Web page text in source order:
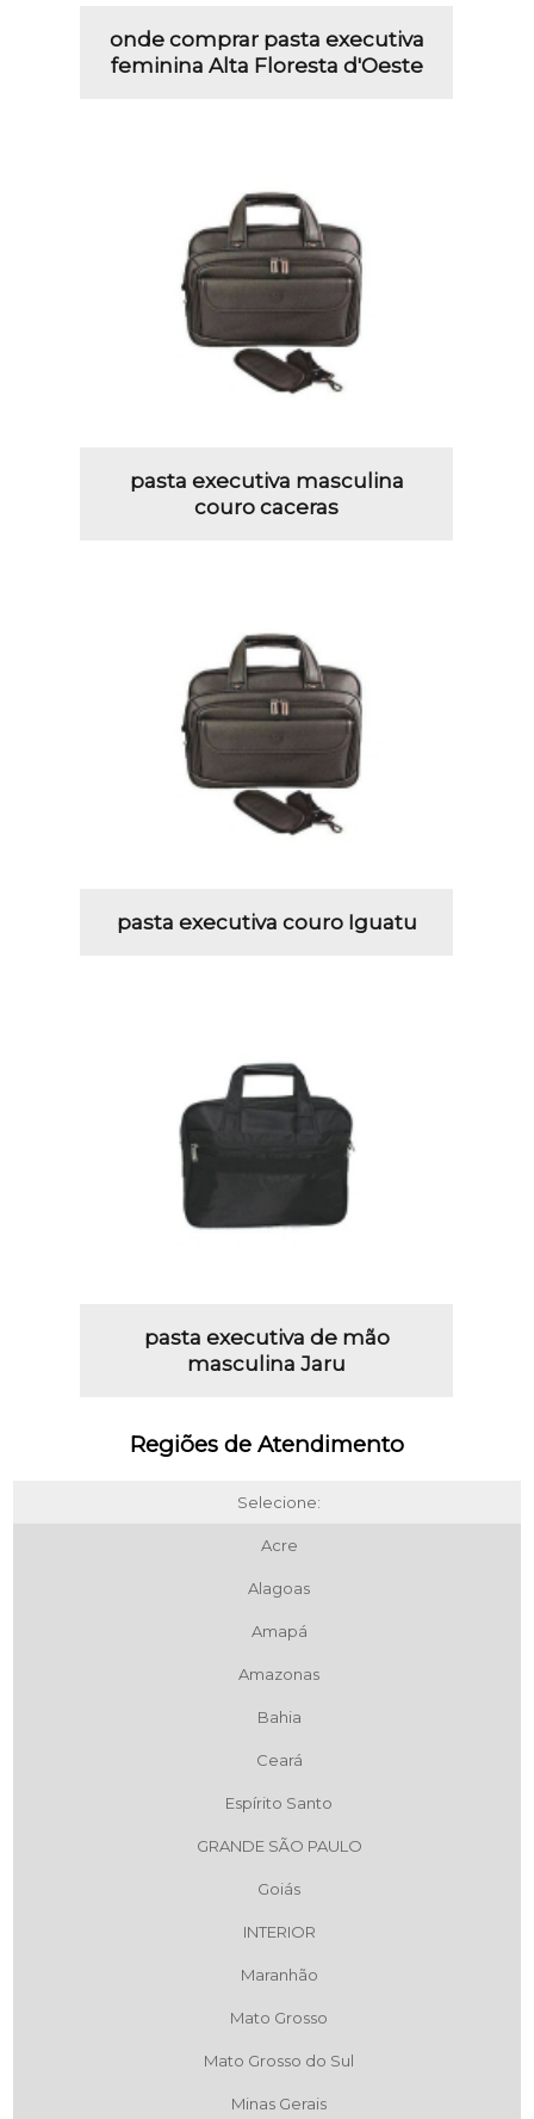
onde comprar pasta executiva
feminina Alta Floresta d'Oeste
pasta executiva masculina
couro caceras
pasta executiva couro Iguatu
pasta executiva de mão
masculina Jaru
Regiões de Atendimento
Selecione:
Acre
Alagoas
Amapá
Amazonas
Bahia
Ceará
Espírito Santo
GRANDE SÃO PAULO
Goiás
INTERIOR
Maranhão
Mato Grosso
Mato Grosso do Sul
Minas Gerais